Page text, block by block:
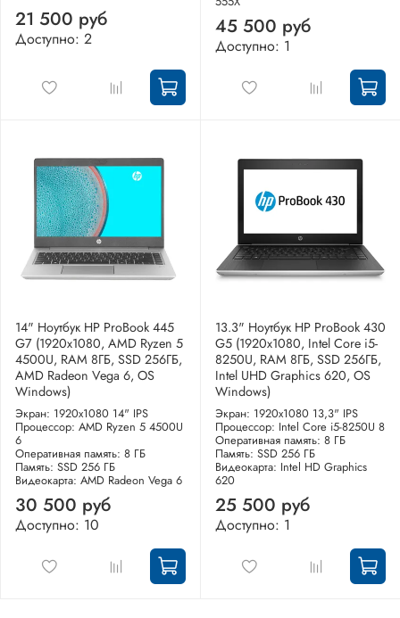
21 500 руб
Доступно: 2 45 500 руб
Доступно: 1
14" Ноутбук HP ProBook 445
G7 (1920x1080, AMD Ryzen 5
4500U, RAM 8ГБ, SSD 256ГБ,
AMD Radeon Vega 6, OS
Windows)
Экран: 1920x1080 14" IPS
Процессор: AMD Ryzen 5 4500U
6
Оперативная память: 8 ГБ
Память: SSD 256 ГБ
Видеокарта: AMD Radeon Vega 6
30 500 руб
Доступно: 10
13.3" Ноутбук HP ProBook 430
G5 (1920x1080, Intel Core i5-
8250U, RAM 8ГБ, SSD 256ГБ,
Intel UHD Graphics 620, OS
Windows)
Экран: 1920x1080 13,3" IPS
Процессор: Intel Core i5-8250U 8
Оперативная память: 8 ГБ
Память: SSD 256 ГБ
Видеокарта: Intel HD Graphics
620
25 500 руб
Доступно: 1